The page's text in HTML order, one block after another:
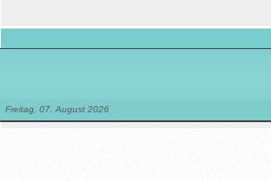
Freitag, 07. August 2026